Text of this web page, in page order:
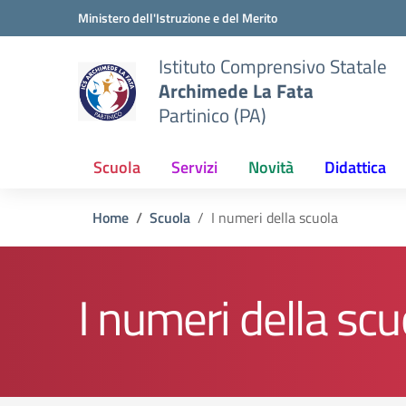
Vai ai contenuti
Vai al menu di navigazioneMinistero dell'Istruzione e del Merito
Istituto Comprensivo Statale
Archimede La Fata
Partinico (PA)
Scuola Servizi Novità Didattica
Home Scuola I numeri della scuola
I numeri della